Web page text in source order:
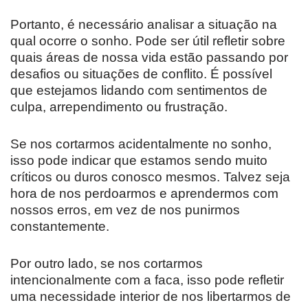
Portanto, é necessário analisar a situação na
qual ocorre o sonho. Pode ser útil refletir sobre
quais áreas de nossa vida estão passando por
desafios ou situações de conflito. É possível
que estejamos lidando com sentimentos de
culpa, arrependimento ou frustração.
Se nos cortarmos acidentalmente no sonho,
isso pode indicar que estamos sendo muito
críticos ou duros conosco mesmos. Talvez seja
hora de nos perdoarmos e aprendermos com
nossos erros, em vez de nos punirmos
constantemente.
Por outro lado, se nos cortarmos
intencionalmente com a faca, isso pode refletir
uma necessidade interior de nos libertarmos de